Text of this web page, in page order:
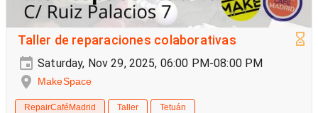
Taller de reparaciones colaborativas
Saturday, Nov 29, 2025, 06:00 PM-08:00 PM
MakeSpace
RepairCaféMadrid Taller Tetuán